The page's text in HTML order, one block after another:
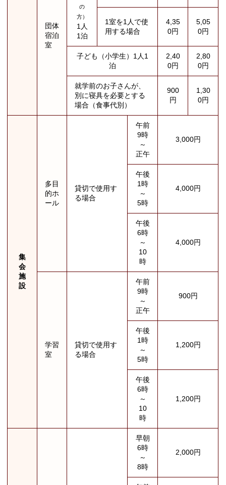
団体
宿泊
室
の
方）
1人
1泊
1室を1人で使
用する場合
4,35
0円
5,05
0円
子ども（小学生）1人1
泊
2,40
0円
2,80
0円
就学前のお子さんが、
別に寝具を必要とする
場合（食事代別）
900
円
1,30
0円
集
会
施
設
多目
的ホ
ール
貸切で使用す
る場合
午前
9時
～
正午
3,000円
午後
1時
～
5時
4,000円
午後
6時
～
10
時
4,000円
学習
室
貸切で使用す
る場合
午前
9時
～
正午
900円
午後
1時
～
5時
1,200円
午後
6時
～
10
時
1,200円
早朝
6時
～
8時
2,000円